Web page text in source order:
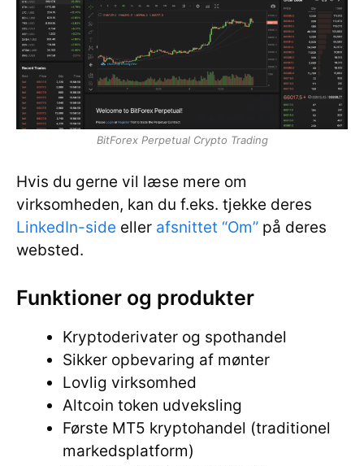
BitForex Perpetual Crypto Trading
Hvis du gerne vil læse mere om
virksomheden, kan du f.eks. tjekke deres
LinkedIn-side eller afsnittet “Om” på deres
websted.
Funktioner og produkter
Kryptoderivater og spothandel
Sikker opbevaring af mønter
Lovlig virksomhed
Altcoin token udveksling
Første MT5 kryptohandel (traditionel
markedsplatform)